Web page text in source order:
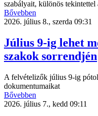
szabályait, különös tekintettel
Bővebben
2026. július 8., szerda 09:31
Július 9-ig lehet
szakok sorrendjén
A felvételizők július 9-ig
dokumentumaikat
Bővebben
2026. július 7., kedd 09:11